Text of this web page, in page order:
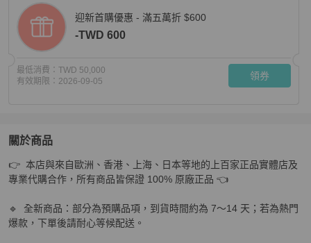
迎新首購優惠 - 滿五萬折 $600
-TWD 600
最低消費： TWD 50,000
有效期限： 2026-09-05 領券
關於商品
關於✨CHANEL 香芋紫銀扣菱格紋Leboy中號鍊條包 25*14*7
👉  本店與來自歐洲、香港、上海、日本等地的上百家正品實體店及
專業代購合作，所有商品皆保證 100% 原廠正品 👈
🔹  全新商品：部分為預購品項，到貨時間約為 7～14 天；若為熱門
爆款，下單後請耐心等候配送。